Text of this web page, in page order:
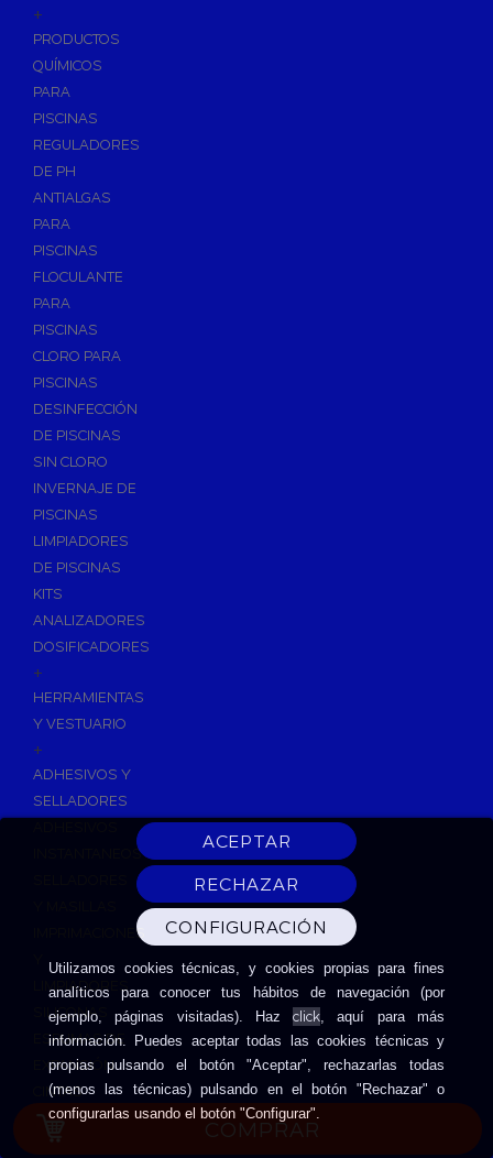
Utilizamos cookies técnicas, y cookies propias para fines
analíticos para conocer tus hábitos de navegación (por
ejemplo, páginas visitadas). Hazclick, aquí para más
información. Puedes aceptar todas las cookies técnicas y
propias pulsando el botón "Aceptar", rechazarlas todas
(menos las técnicas) pulsando en el botón "Rechazar" o
configurarlas usando el botón "Configurar".
+
PRODUCTOS
QUÍMICOS
PARA
PISCINAS
REGULADORES
DE PH
ANTIALGAS
PARA
PISCINAS
FLOCULANTE
PARA
PISCINAS
CLORO PARA
PISCINAS
DESINFECCIÓN
DE PISCINAS
SIN CLORO
INVERNAJE DE
PISCINAS
LIMPIADORES
DE PISCINAS
KITS
ANALIZADORES
DOSIFICADORES
+
HERRAMIENTAS
Y VESTUARIO
+
ADHESIVOS Y
SELLADORES
INSTANTANEOS
IMPRIMACIONES
LIMPIADORES
SILICONAS
ESPUMAS DE
EXPANSIÓN
CINTAS
ADHESIVAS
HERRAMIENTAS
COMPRAR